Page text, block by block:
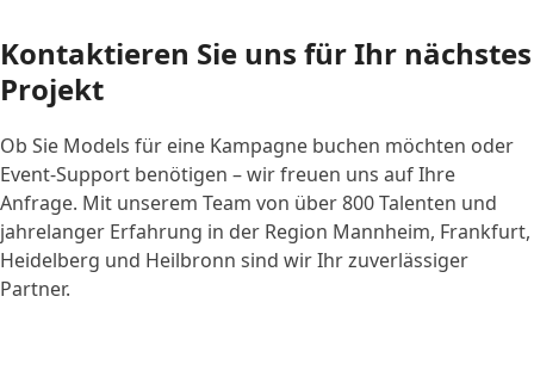
Kontaktieren Sie uns für Ihr nächstes
Projekt
Ob Sie Models für eine Kampagne buchen möchten oder
Event-Support benötigen – wir freuen uns auf Ihre
Anfrage. Mit unserem Team von über 800 Talenten und
jahrelanger Erfahrung in der Region Mannheim, Frankfurt,
Heidelberg und Heilbronn sind wir Ihr zuverlässiger
Partner.